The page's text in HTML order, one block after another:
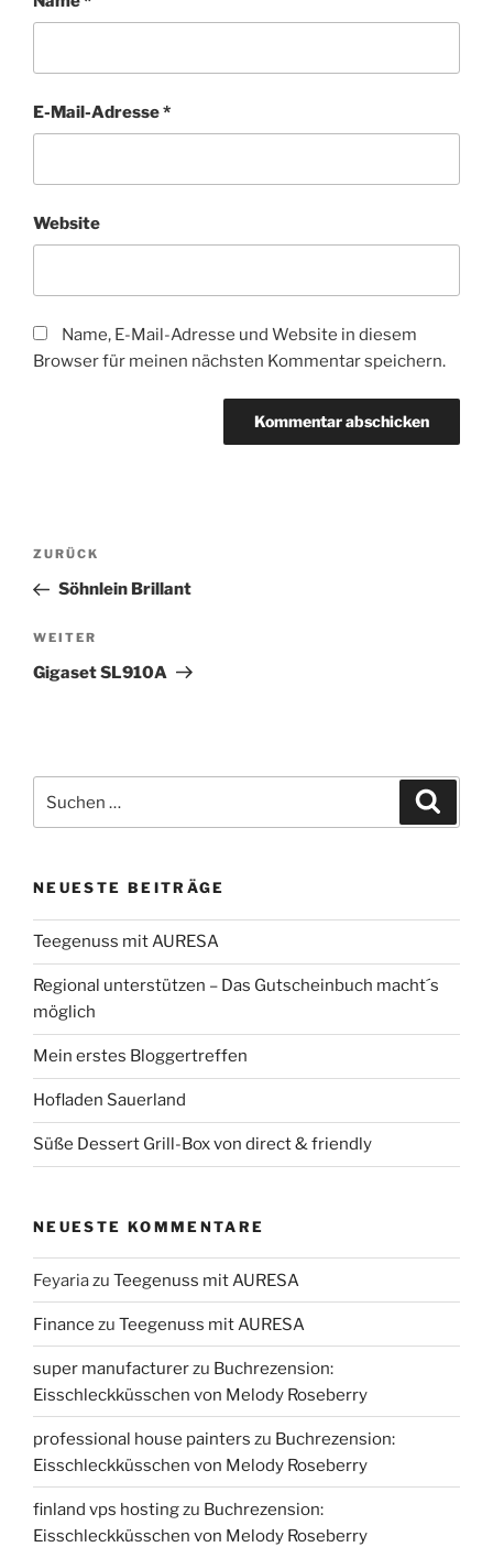
E-Mail-Adresse*
Website
Name, E-Mail-Adresse und Website in diesem
Browser für meinen nächsten Kommentar speichern.
Beitragsnavigation
Vorheriger
Beitrag
ZURÜCK
Söhnlein Brillant
Nächster
Beitrag
WEITER
Gigaset SL910A
nach:
NEUESTE BEITRÄGE
Teegenuss mit AURESA
Regional unterstützen – Das Gutscheinbuch macht´s
möglich
Mein erstes Bloggertreffen
Hofladen Sauerland
Süße Dessert Grill-Box von direct & friendly
NEUESTE KOMMENTARE
Feyariazu Teegenuss mit AURESA
Finance zu Teegenuss mit AURESA
super manufacturerzu Buchrezension:
Eisschleckküsschen von Melody Roseberry
professional house painters zu Buchrezension:
Eisschleckküsschen von Melody Roseberry
finland vps hostingzu Buchrezension:
Eisschleckküsschen von Melody Roseberry